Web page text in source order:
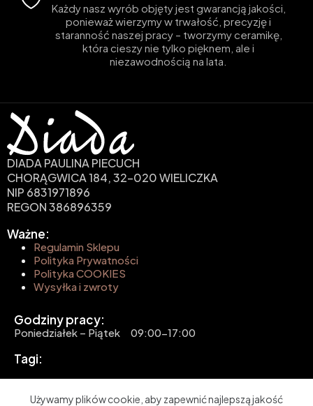
Używamy plików cookie, aby zapewnić najlepszą jakość
Każdy nasz wyrób objęty jest gwarancją jakości,
ponieważ wierzymy w trwałość, precyzję i
staranność naszej pracy – tworzymy ceramikę,
która cieszy nie tylko pięknem, ale i
niezawodnością na lata.
DIADA PAULINA PIECUCH
CHORĄGWICA 184, 32-020 WIELICZKA
NIP 6831971896
REGON 386896359
Ważne:
Regulamin Sklepu
Polityka Prywatności
Polityka COOKIES
Wysyłka i zwroty
Godziny pracy:
Poniedziałek – Piątek 09:00-17:00
Tagi:
2KM